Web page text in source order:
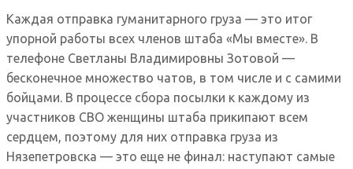
Каждая отправка гуманитарного груза — это итог
упорной работы всех членов штаба «Мы вместе». В
телефоне Светланы Владимировны Зотовой —
бесконечное множество чатов, в том числе и с самими
бойцами. В процессе сбора посылки к каждому из
участников СВО женщины штаба прикипают всем
сердцем, поэтому для них отправка груза из
Нязепетровска — это еще не финал: наступают самые